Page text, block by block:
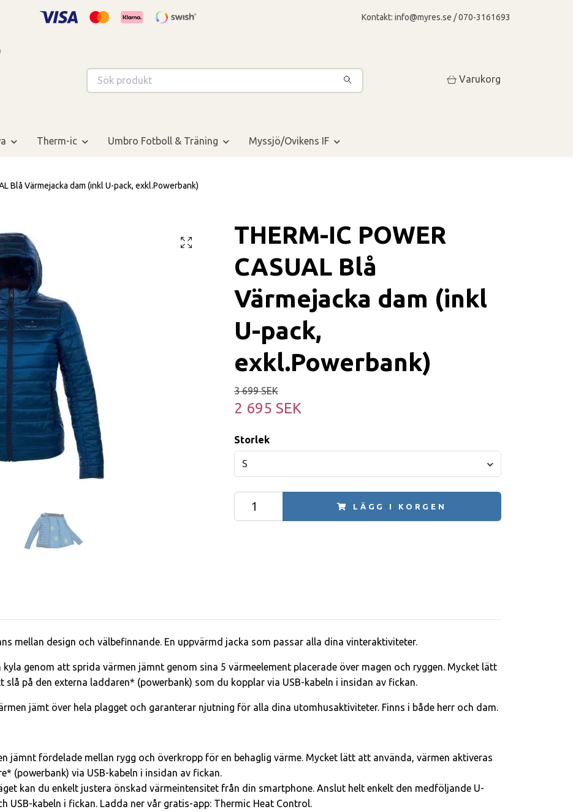
Kontakt: info@myres.se / 070-3161693
Varukorg
Therm-ic Umbro Fotboll & Träning Myssjö/Ovikens IF
Blå Värmejacka dam (inkl U-pack, exkl.Powerbank)
THERM-IC POWER
CASUAL Blå
Värmejacka dam (inkl
U-pack,
exkl.Powerbank)
3 699 SEK
2 695 SEK
Storlek
S
LÄGG I KORGEN
mellan design och välbefinnande. En uppvärmd jacka som passar alla dina vinteraktiviteter.
genom att sprida värmen jämnt genom sina 5 värmeelement placerade över magen och ryggen. Mycket lätt
på den externa laddaren* (powerbank) som du kopplar via USB-kabeln i insidan av fickan.
jämt över hela plagget och garanterar njutning för alla dina utomhusaktiviteter. Finns i både herr och dam.
jämnt fördelade mellan rygg och överkropp för en behaglig värme. Mycket lätt att använda, värmen aktiveras
(powerbank) via USB-kabeln i insidan av fickan.
kan du enkelt justera önskad värmeintensitet från din smartphone. Anslut helt enkelt den medföljande U-
USB-kabeln i fickan. Ladda ner vår gratis-app: Thermic Heat Control.